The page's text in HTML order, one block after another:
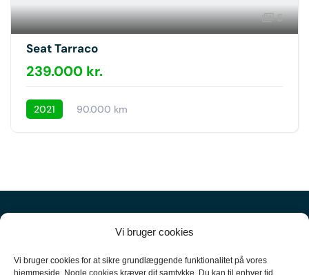
Vi bruger cookies
Vi bruger cookies for at sikre grundlæggende funktionalitet på vores
hjemmeside. Nogle cookies kræver dit samtykke. Du kan til enhver tid
5
Seat Tarraco
239.000 kr.
2021 90.000 km